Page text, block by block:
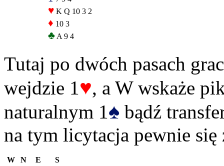
♥ K Q 10 3 2
♦ 10 3
♣ A 9 4
Tutaj po dwóch pasach
wejdzie 1♥, a W wskaże
naturalnym 1♠ bądź
na tym licytacja pewnie się
W N E
S